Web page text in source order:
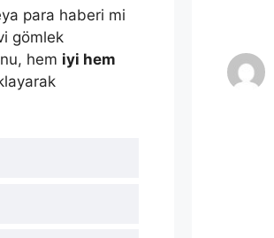
para haberi mi
gömlek
hem iyi hem